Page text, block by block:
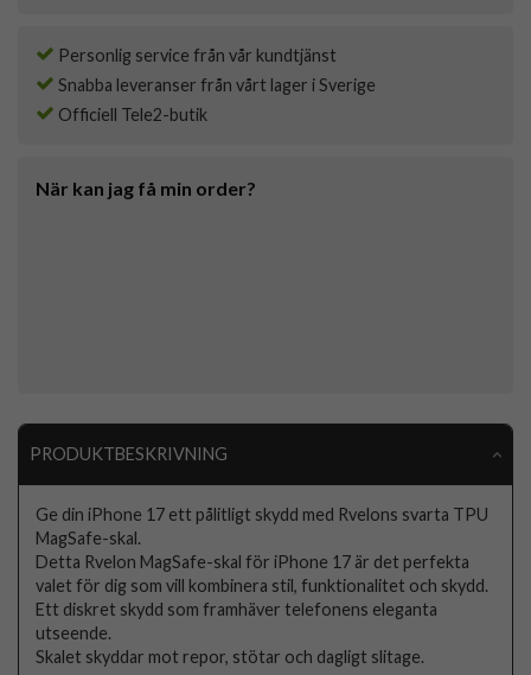
Personlig service från vår kundtjänst
Snabba leveranser från vårt lager i Sverige
Officiell Tele2-butik
När kan jag få min order?
PRODUKTBESKRIVNING
Ge din iPhone 17 ett pålitligt skydd med Rvelons svarta TPU
MagSafe-skal.
Detta Rvelon MagSafe-skal för iPhone 17 är det perfekta
valet för dig som vill kombinera stil, funktionalitet och skydd.
Ett diskret skydd som framhäver telefonens eleganta
utseende.
Skalet skyddar mot repor, stötar och dagligt slitage.